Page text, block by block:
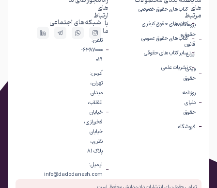
های
مرتبط
پژوهشکده
حقوق و
قانون
ایران
ویکی
حقوق
روزنامه
دنیای
حقوق
فروشگاه
کتاب های حقوق خصوصی
کتاب های حقوق کیفری
کتاب های حقوق عمومی
سایر کتاب های حقوقی
نشریات علمی
های
ارتباط
با
ما
تلفن:
63870000-
021
آدرس:
تهران،
میدان
انقلاب،
خیابان
فخررازی،
خیابان
نظری،
پلاک 81
ایمیل:
info@dadodanesh.com
شبکه‌های اجتماعی